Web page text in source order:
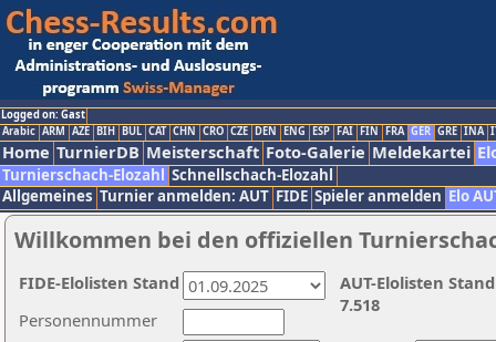
Logged on: Gast
Arabic ARM AZE BIH BUL CAT CHN CRO CZE DEN ENG ESP FAI FIN FRA GER GRE INA
Home TurnierDB Meisterschaft Foto-Galerie Meldekartei
Turnierschach-Elozahl Schnellschach-Elozahl
Allgemeines Turnier anmelden: AUT FIDE Spieler anmelden Elo
Willkommen bei den offiziellen
Personennummer
AUT-Elolisten
7.518
FIDE-Elolisten Stand